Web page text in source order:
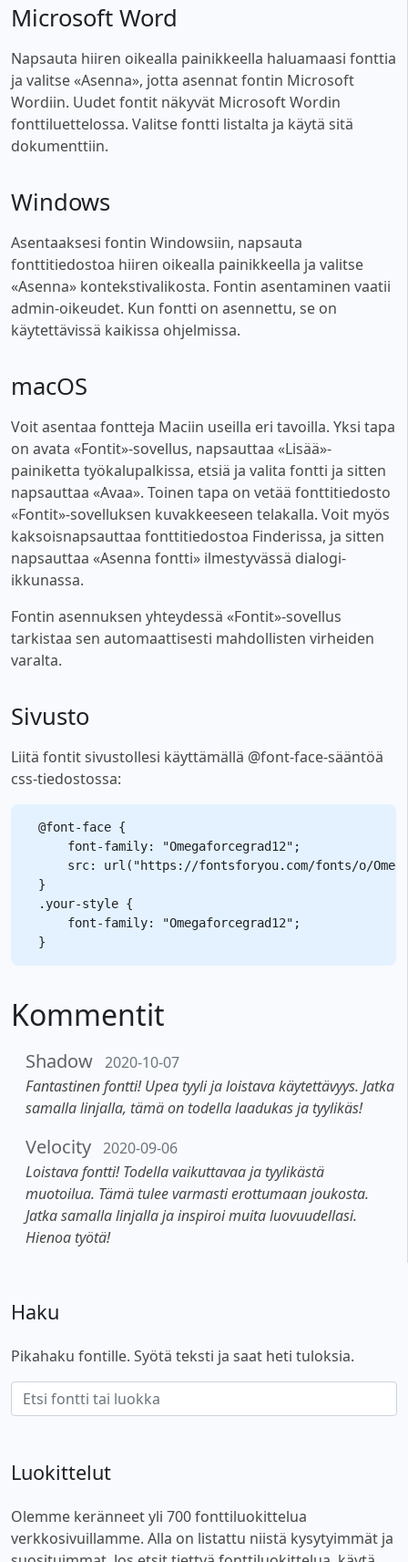
Microsoft Word
Napsauta hiiren oikealla painikkeella haluamaasi fonttia
ja valitse «Asenna», jotta asennat fontin Microsoft
Wordiin. Uudet fontit näkyvät Microsoft Wordin
fonttiluettelossa. Valitse fontti listalta ja käytä sitä
dokumenttiin.
Windows
Asentaaksesi fontin Windowsiin, napsauta
fonttitiedostoa hiiren oikealla painikkeella ja valitse
«Asenna» kontekstivalikosta. Fontin asentaminen vaatii
admin-oikeudet. Kun fontti on asennettu, se on
käytettävissä kaikissa ohjelmissa.
macOS
Voit asentaa fontteja Maciin useilla eri tavoilla. Yksi tapa
on avata «Fontit»-sovellus, napsauttaa «Lisää»-
painiketta työkalupalkissa, etsiä ja valita fontti ja sitten
napsauttaa «Avaa». Toinen tapa on vetää fonttitiedosto
«Fontit»-sovelluksen kuvakkeeseen telakalla. Voit myös
kaksoisnapsauttaa fonttitiedostoa Finderissa, ja sitten
napsauttaa «Asenna fontti» ilmestyvässä dialogi-
ikkunassa.
Fontin asennuksen yhteydessä «Fontit»-sovellus
tarkistaa sen automaattisesti mahdollisten virheiden
varalta.
Sivusto
Liitä fontit sivustollesi käyttämällä @font-face-sääntöä
css-tiedostossa:
@font-face {
    font-family: "Omegaforcegrad12";
src: url("https://fontsforyou.com/fonts/o/
}
.your-style {
    font-family: "Omegaforcegrad12";
Kommentit
Shadow 2020-10-07
Fantastinen fontti! Upea tyyli ja loistava käytettävyys. Jatka
samalla linjalla, tämä on todella laadukas ja tyylikäs!
Velocity 2020-09-06
Loistava fontti! Todella vaikuttavaa ja tyylikästä
muotoilua. Tämä tulee varmasti erottumaan joukosta.
Jatka samalla linjalla ja inspiroi muita luovuudellasi.
Hienoa työtä!
Haku
Pikahaku fontille. Syötä teksti ja saat heti tuloksia.
Luokittelut
Olemme keränneet yli 700 fonttiluokittelua
verkkosivuillamme. Alla on listattu niistä kysytyimmät ja